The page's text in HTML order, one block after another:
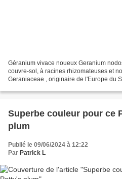
Géranium vivace noueux Geranium
couvre-sol, à racines rhizomateuses et
Geraniaceae , originaire de l'Europe du
Superbe couleur pour ce
plum
Publié le 09/06/2024 à 12:22
Par Patrick L